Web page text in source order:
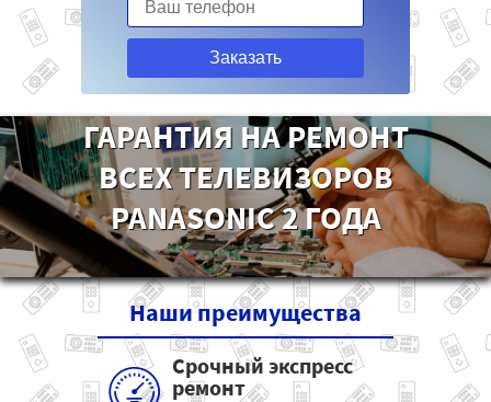
Заказать
ГАРАНТИЯ НА РЕМОНТ
ВСЕХ ТЕЛЕВИЗОРОВ
PANASONIC 2 ГОДА
Нашипреимущества
Срочный экспресс
ремонт